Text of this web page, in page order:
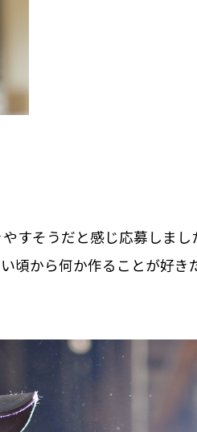
すそうだと感じ応募しま
頃から何か作ることが好き